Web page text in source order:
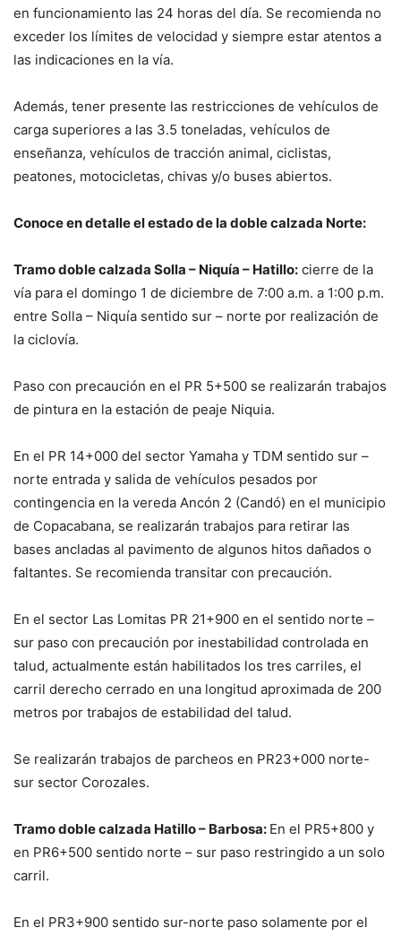
en funcionamiento las 24 horas del día. Se recomienda no
exceder los límites de velocidad y siempre estar atentos a
las indicaciones en la vía.
Además, tener presente las restricciones de vehículos de
carga superiores a las 3.5 toneladas, vehículos de
enseñanza, vehículos de tracción animal, ciclistas,
peatones, motocicletas, chivas y/o buses abiertos.
Conoce en detalle el estado de la doble calzada Norte:
Tramo doble calzada Solla – Niquía – Hatillo: cierre de la
vía para el domingo 1 de diciembre de 7:00 a.m. a 1:00 p.m.
entre Solla – Niquía sentido sur – norte por realización de
la ciclovía.
Paso con precaución en el PR 5+500 se realizarán trabajos
de pintura en la estación de peaje Niquia.
En el PR 14+000 del sector Yamaha y TDM sentido sur –
norte entrada y salida de vehículos pesados por
contingencia en la vereda Ancón 2 (Candó) en el municipio
de Copacabana, se realizarán trabajos para retirar las
bases ancladas al pavimento de algunos hitos dañados o
faltantes. Se recomienda transitar con precaución.
En el sector Las Lomitas PR 21+900 en el sentido norte –
sur paso con precaución por inestabilidad controlada en
talud, actualmente están habilitados los tres carriles, el
carril derecho cerrado en una longitud aproximada de 200
metros por trabajos de estabilidad del talud.
Se realizarán trabajos de parcheos en PR23+000 norte-
sur sector Corozales.
Tramo doble calzada Hatillo – Barbosa: En el PR5+800 y
en PR6+500 sentido norte – sur paso restringido a un solo
carril.
En el PR3+900 sentido sur-norte paso solamente por el